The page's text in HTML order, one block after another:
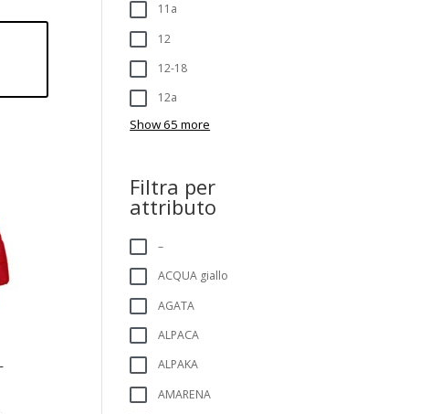
11a
12
12-18
12a
Show 65 more
Filtra per
attributo
–
ACQUA giallo
AGATA
ALPACA
ALPAKA
AMARENA